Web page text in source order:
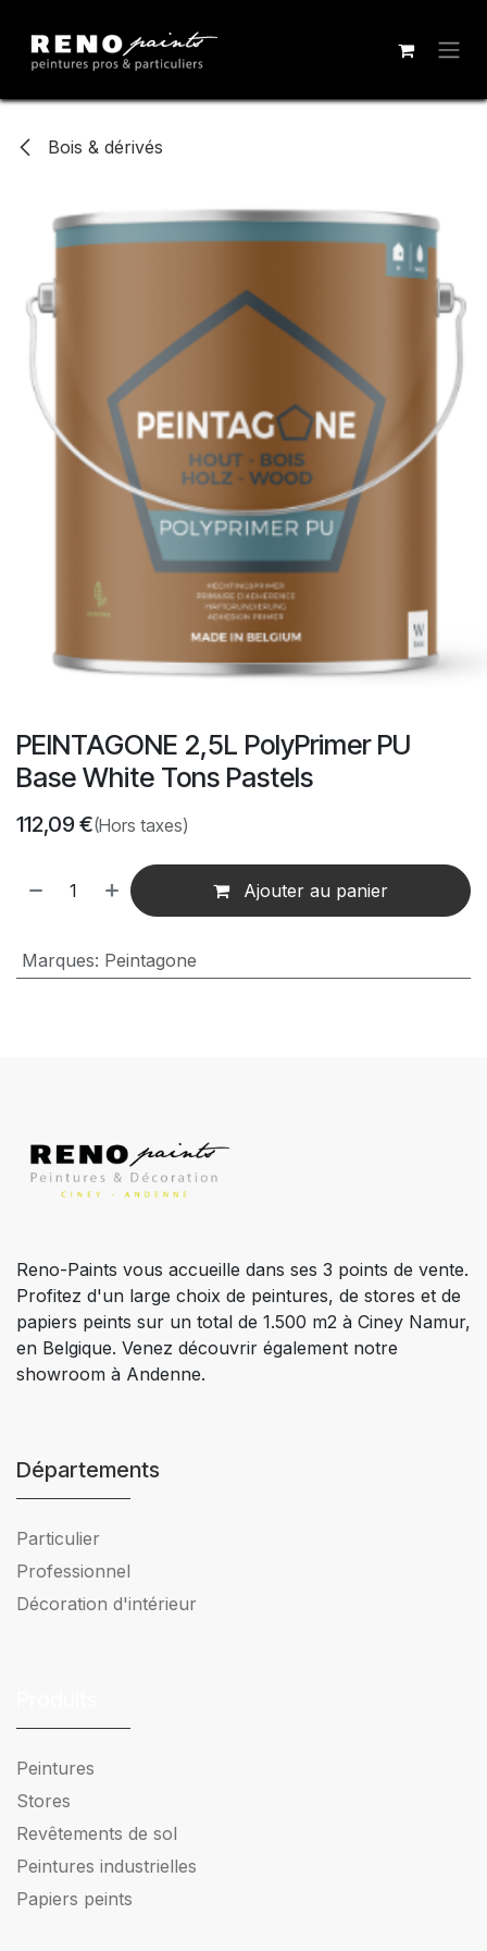
Bois & dérivés
PEINTAGONE 2,5L PolyPrimer PU
Base White Tons Pastels
112,09€(Hors taxes)
Ajouter au panier
Marques: Peintagone
Reno-Paints vous accueille dans ses 3 points de vente.
Profitez d'un large choix de peintures, de stores et de
papiers peints sur un total de 1.500 m2 à Ciney Namur,
en Belgique. Venez découvrir également notre
showroom à Andenne.
Départements
Particulier
Professionnel
Décoration d'intérieur
Peintures
Stores
Revêtements de sol
Peintures industrielles
Papiers peints